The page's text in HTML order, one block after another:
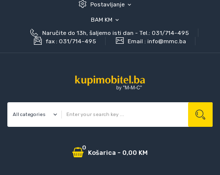
Postavljanje expand_more
BAM KM expand_more
Naručite do 13h, šaljemo isti dan - Tel.: 031/714-495
fax : 031/714-495 Email : info@mmc.ba
Košarica
0
- 0,00 KM